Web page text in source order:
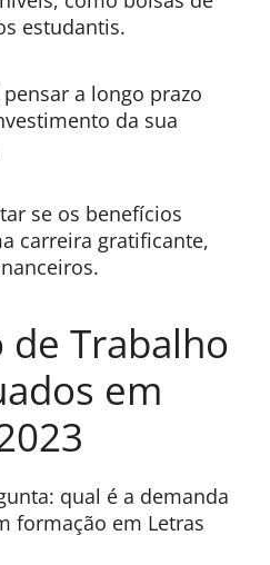
estudantis.
a longo prazo
da sua
se os benefícios
carreira gratificante,
de Trabalho
em
qual é a demanda
formação em Letras